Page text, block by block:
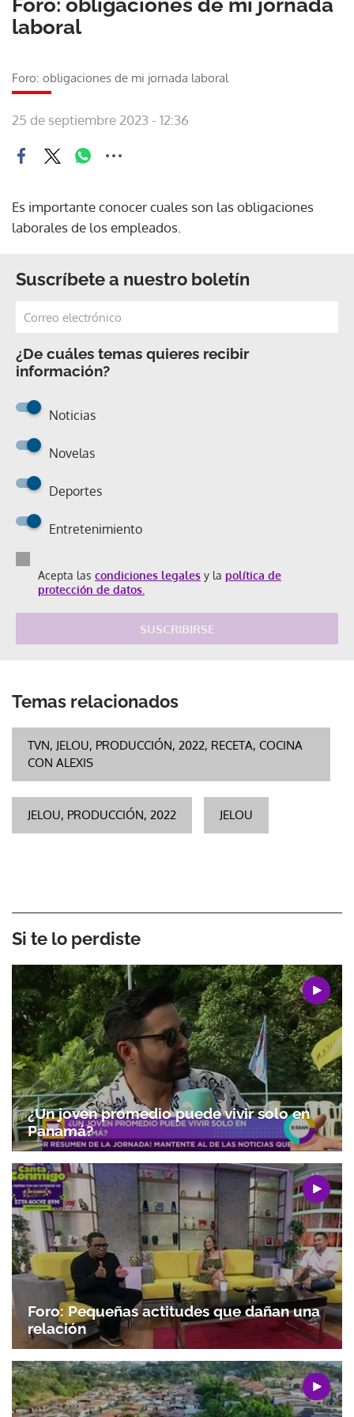
Foro: obligaciones de mi jornada
laboral
Foro: obligaciones de mi jornada laboral
25 de septiembre 2023 - 12:36
Es importante conocer cuales son las obligaciones
laborales de los empleados.
Suscríbete a nuestro boletín
¿De cuáles temas quieres recibir
información?
Noticias
Novelas
Deportes
Entretenimiento
Acepta las condiciones legales y la política de
protección de datos.
SUSCRIBIRSE
Gracias por suscribirte a nuestro boletín.
Temas relacionados
TVN, JELOU, PRODUCCIÓN, 2022, RECETA, COCINA
CON ALEXIS
JELOU, PRODUCCIÓN, 2022 JELOU
Si te lo perdiste
¿Un joven promedio puede vivir solo en
Panamá?
Foro: Pequeñas actitudes que dañan una
relación